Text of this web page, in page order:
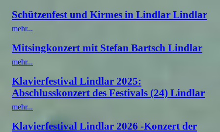
Schützenfest und Kirmes in Lindlar Lindlar
mehr...
Mitsingkonzert mit Stefan Bartsch Lindlar
mehr...
Klavierfestival Lindlar 2025:
Abschlusskonzert des Festivals (24) Lindlar
mehr...
Klavierfestival Lindlar 2026 -Konzert der